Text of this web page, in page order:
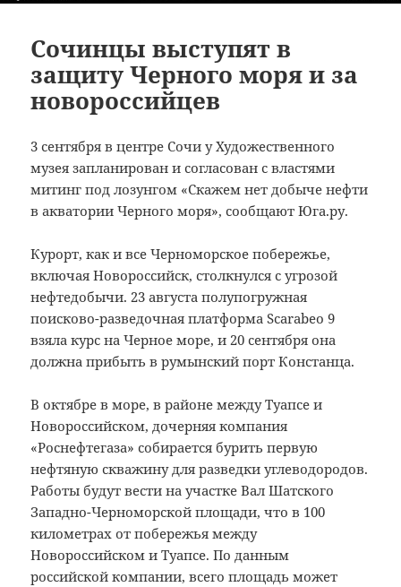
Сочинцы выступят в
защиту Черного моря и за
новороссийцев
3 сентября в центре Сочи у Художественного
музея запланирован и согласован с властями
митинг под лозунгом «Скажем нет добыче нефти
в акватории Черного моря», сообщают Юга.ру.
Курорт, как и все Черноморское побережье,
включая Новороссийск, столкнулся с угрозой
нефтедобычи. 23 августа полупогружная
поисково-разведочная платформа Scarabeo 9
взяла курс на Черное море, и 20 сентября она
должна прибыть в румынский порт Констанца.
В октябре в море, в районе между Туапсе и
Новороссийском, дочерняя компания
«Роснефтегаза» собирается бурить первую
нефтяную скважину для разведки углеводородов.
Работы будут вести на участке Вал Шатского
Западно-Черноморской площади, что в 100
километрах от побережья между
Новороссийском и Туапсе. По данным
российской компании, всего площадь может